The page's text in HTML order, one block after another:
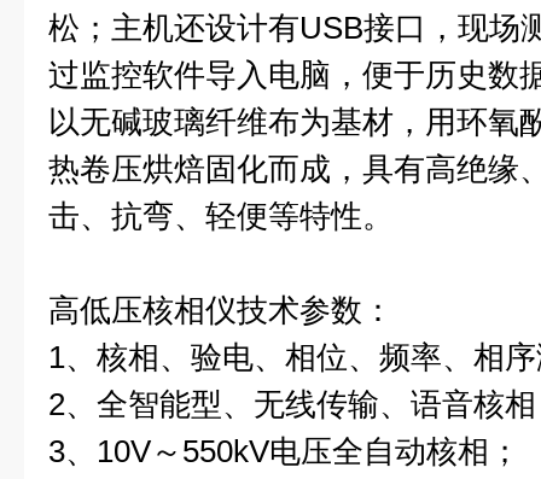
松；主机还设计有USB接口，现场
过监控软件导入电脑，便于历史数
以无碱玻璃纤维布为基材，用环氧
热卷压烘焙固化而成，具有高绝缘
击、抗弯、轻便等特性。
高低压核相仪技术参数：
1、核相、验电、相位、频率、相
2、全智能型、无线传输、语音核
3、10V～550kV电压全自动核相；